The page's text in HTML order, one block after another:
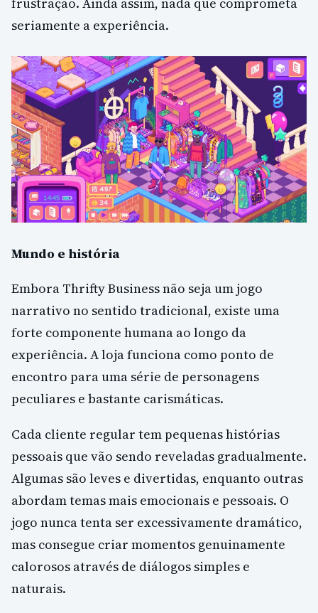
seriamente a experiência.
Mundo e história
Embora Thrifty Business não seja um jogo
narrativo no sentido tradicional, existe uma
forte componente humana ao longo da
experiência. A loja funciona como ponto de
encontro para uma série de personagens
peculiares e bastante carismáticas.
Cada cliente regular tem pequenas histórias
pessoais que vão sendo reveladas gradualmente.
Algumas são leves e divertidas, enquanto outras
abordam temas mais emocionais e pessoais. O
jogo nunca tenta ser excessivamente dramático,
mas consegue criar momentos genuinamente
calorosos através de diálogos simples e
naturais.